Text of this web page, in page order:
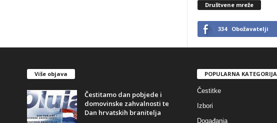
Društvene mreže
334 Obožavatelji
Više objava
Čestitamo dan pobjede i
domovinske zahvalnosti te
Dan hrvatskih branitelja
POPULARNA KATEGORIJA
Čestitke
Izbori
Događanja